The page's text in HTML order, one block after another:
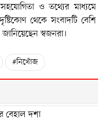
ও তথ্যের মাধ্যমে
থেকে সংবাদটি বেশি
স্বজনরা।
#নিখোঁজ
দশা